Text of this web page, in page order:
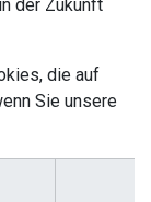
der Zukunft
die auf
Sie unsere